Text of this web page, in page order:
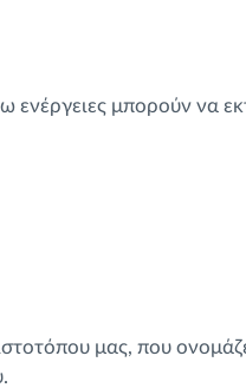
ενέργειες μπορούν να
μας, που